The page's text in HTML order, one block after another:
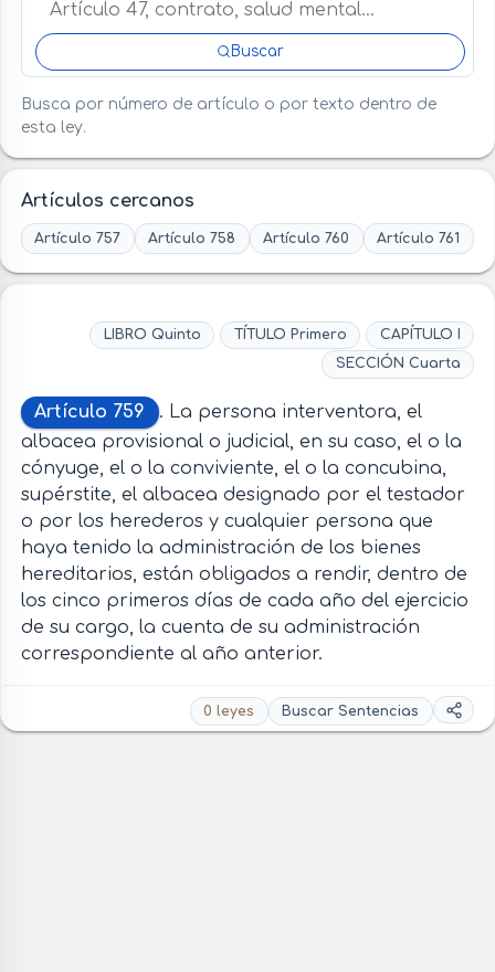
Buscar
Busca por número de artículo o por texto dentro de
esta ley.
Artículos cercanos
Artículo 757 Artículo 758 Artículo 760 Artículo 761
LIBRO Quinto TÍTULO Primero
CAPÍTULO I
SECCIÓN Cuarta
Artículo 759
. La persona interventora, el
albacea provisional o judicial, en su caso, el o la
cónyuge, el o la conviviente, el o la concubina,
supérstite, el albacea designado por el testador
o por los herederos y cualquier persona que
haya tenido la administración de los bienes
hereditarios, están obligados a rendir, dentro de
los cinco primeros días de cada año del ejercicio
de su cargo, la cuenta de su administración
correspondiente al año anterior.
0 leyes Buscar Sentencias